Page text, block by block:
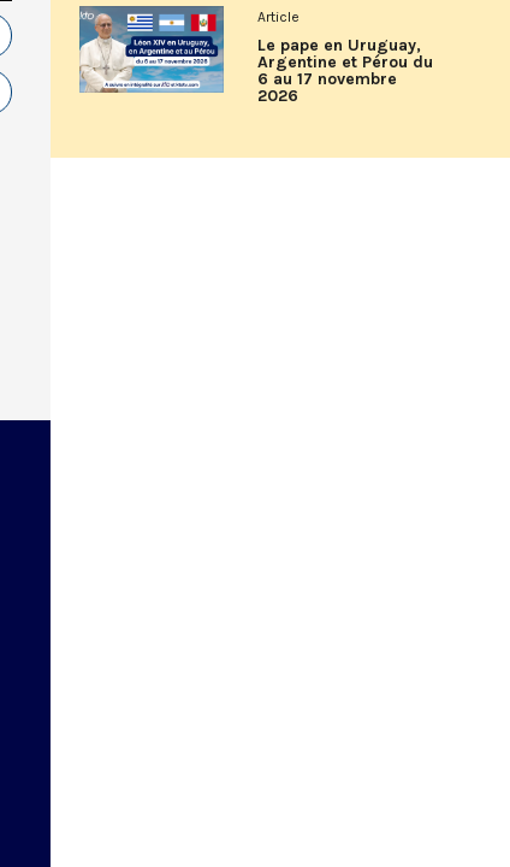
Article
Le pape en Uruguay,
Argentine et Pérou du
6 au 17 novembre
2026